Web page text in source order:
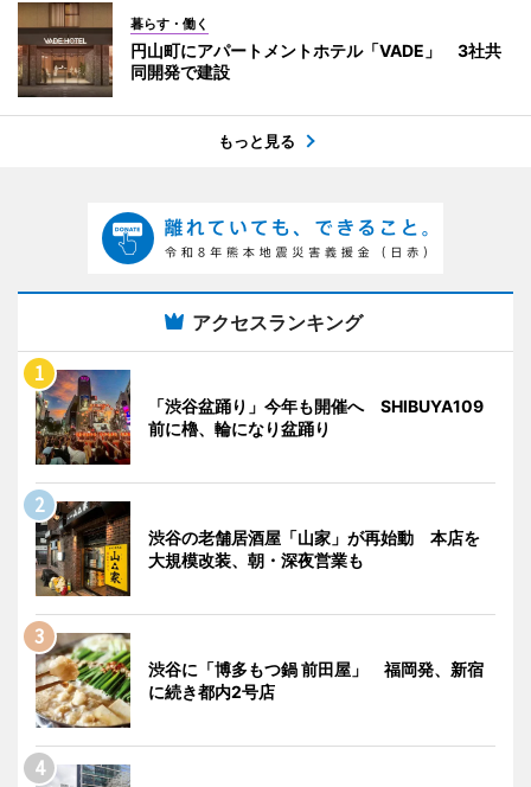
暮らす・働く
円山町にアパートメントホテル「VADE」 3社共
同開発で建設
もっと見る
アクセスランキング
「渋谷盆踊り」今年も開催へ SHIBUYA109
前に櫓、輪になり盆踊り
渋谷の老舗居酒屋「山家」が再始動 本店を
大規模改装、朝・深夜営業も
渋谷に「博多もつ鍋 前田屋」 福岡発、新宿
に続き都内2号店